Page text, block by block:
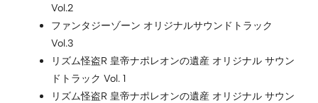
Vol.2
ファンタジーゾーン オリジナルサウンドトラック
Vol.3
リズム怪盗R 皇帝ナポレオンの遺産 オリジナル サウン
ドトラック Vol. 1
リズム怪盗R 皇帝ナポレオンの遺産 オリジナル サウン